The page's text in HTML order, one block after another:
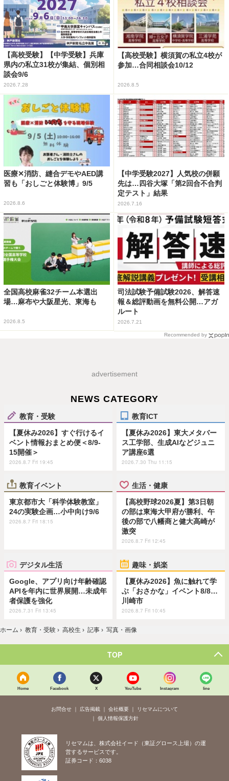
【高校受験】【中学受験】兵庫
県内の私立31校が集結、個別相
談会9/6
2026.7.28
【高校受験】横須賀の私立4校が
参加…合同相談会10/12
2026.8.5
医療✕消防、縫合デモやAED講
習も「おしごと体験博」9/5
2026.8.6
【中学受験2027】人気校の併願
先は…四谷大塚「第2回合不合判
定テスト」結果
2026.7.16
全国高校麻雀32チーム本選出
場…麻布や大阪星光、東海も
2026.8.5
司法試験予備試験2026、解答速
報＆総評動画を無料公開…アガ
ルート
2026.7.21
Recommended by
advertisement
NEWS CATEGORY
教育・受験
【夏休み2026】すぐ行けるイ
ベント情報おまとめ便＜8/9-
15開催＞
2026.8.7 Fri 19:45
教育ICT
【夏休み2026】東大メタバー
ス工学部、生成AIなどジュニ
ア講座6選
2026.7.30 Thu 11:15
教育イベント
東京都市大「科学体験教室」
24の実験企画…小中向け9/6
2026.8.7 Fri 18:15
生活・健康
【高校野球2026夏】第3日朝
の部は東海大甲府が勝利、午
後の部で八幡商と健大高崎が
激突
2026.8.7 Fri 12:45
デジタル生活
Google、アプリ向け年齢確認
APIを年内に世界展開…未成年
者保護を強化
2026.7.31 Fri 13:45
趣味・娯楽
【夏休み2026】魚に触れて学
ぶ「おさかな」イベント8/8…
川崎市
2026.8.7 Fri 10:45
ホーム › 教育・受験 › 高校生 › 記事 › 写真・画像
TOP
Home Facebook X YouTube Instagram line
お問合せ 広告掲載 会社概要
リセマムについて
個人情報保護方針
リセマムは、株式会社イード（東証グロース上場）の運
営するサービスです。
証券コード：6038